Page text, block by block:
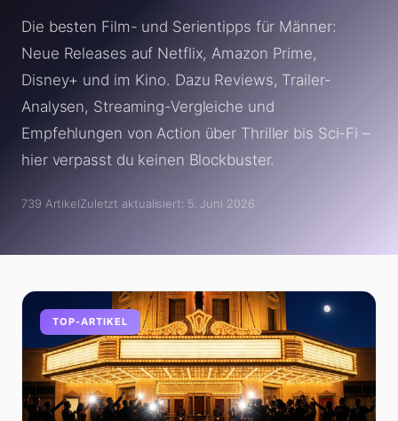
Die besten Film- und Serientipps für Männer:
Neue Releases auf Netflix, Amazon Prime,
Disney+ und im Kino. Dazu Reviews, Trailer-
Analysen, Streaming-Vergleiche und
Empfehlungen von Action über Thriller bis Sci-Fi –
hier verpasst du keinen Blockbuster.
739 ArtikelZuletzt aktualisiert: 5. Juni 2026
TOP-ARTIKEL